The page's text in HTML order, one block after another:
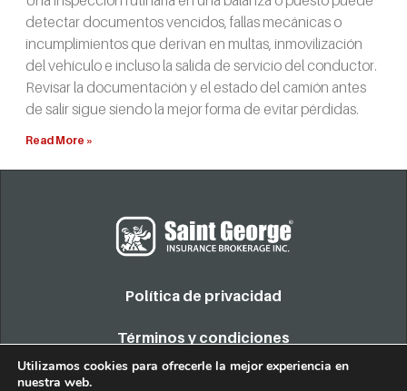
detectar documentos vencidos, fallas mecánicas o
incumplimientos que derivan en multas, inmovilización
del vehículo e incluso la salida de servicio del conductor.
Revisar la documentación y el estado del camión antes
de salir sigue siendo la mejor forma de evitar pérdidas.
Read More »
Política de privacidad
Términos y condiciones
COPYRIGHT 2022. TODOS LOS DERECHOS RESERVADOS
Utilizamos cookies para ofrecerle la mejor experiencia en
nuestra web.